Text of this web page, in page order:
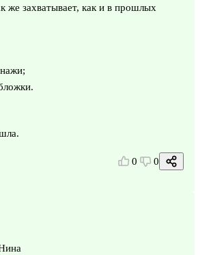
же захватывает, как и в прошлых
0 0